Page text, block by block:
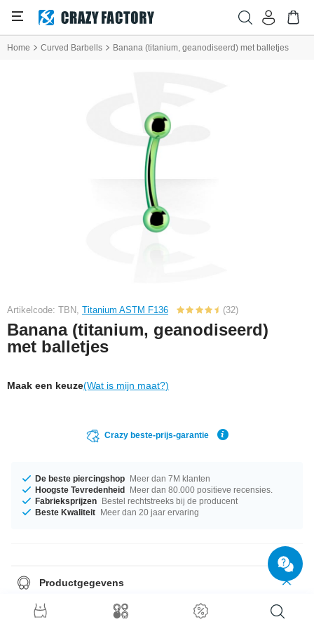
Home Curved Barbells Banana (titanium, geanodiseerd) met balletjes
Artikelcode: TBN, Titanium ASTM F136 (32)
Banana (titanium, geanodiseerd)
met balletjes
Maak een keuze(Wat is mijn maat?)
Crazy beste-prijs-garantie
De beste piercingshop Meer dan 7M klanten
Hoogste Tevredenheid Meer dan 80.000 positieve recensies.
Fabrieksprijzen Bestel rechtstreeks bij de producent
Beste Kwaliteit Meer dan 20 jaar ervaring
Productgegevens
Op voorraad met diktes van 1.2 mm tot 2.5 mm. De beschikbare lengtes
gaan van 6 mm tot 18 mm. Kies uit verschillende balgrootten, van 2.0 mm